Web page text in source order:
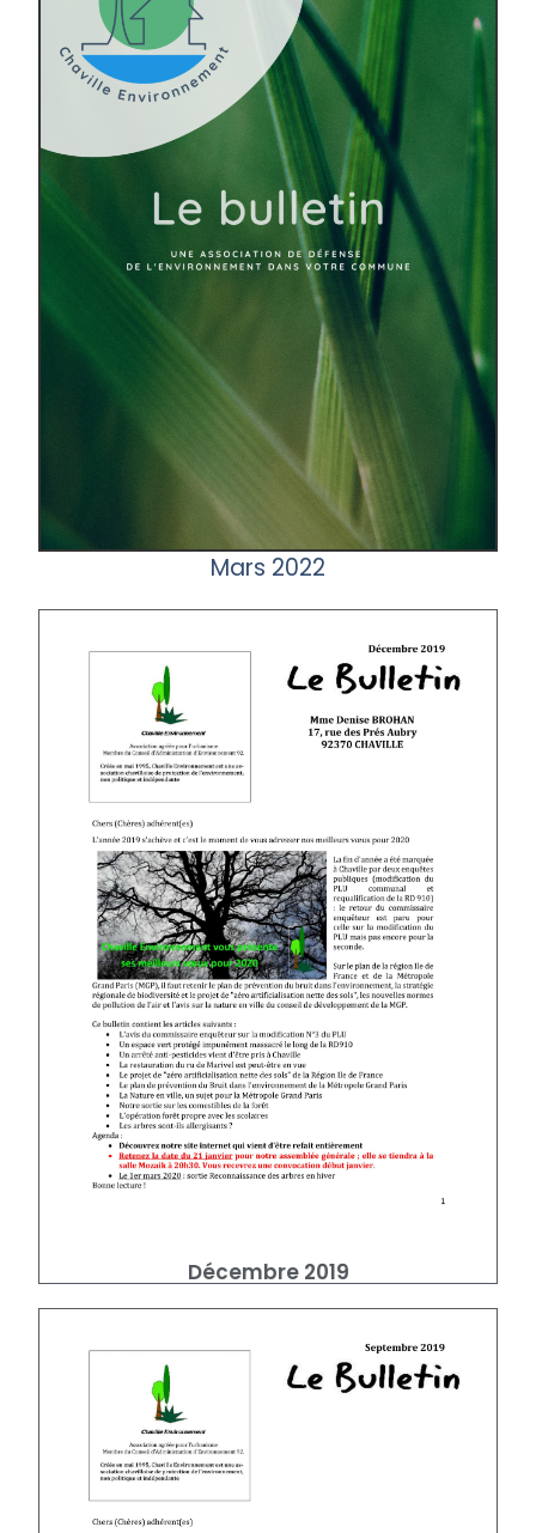
Mars 2022
Décembre 2019